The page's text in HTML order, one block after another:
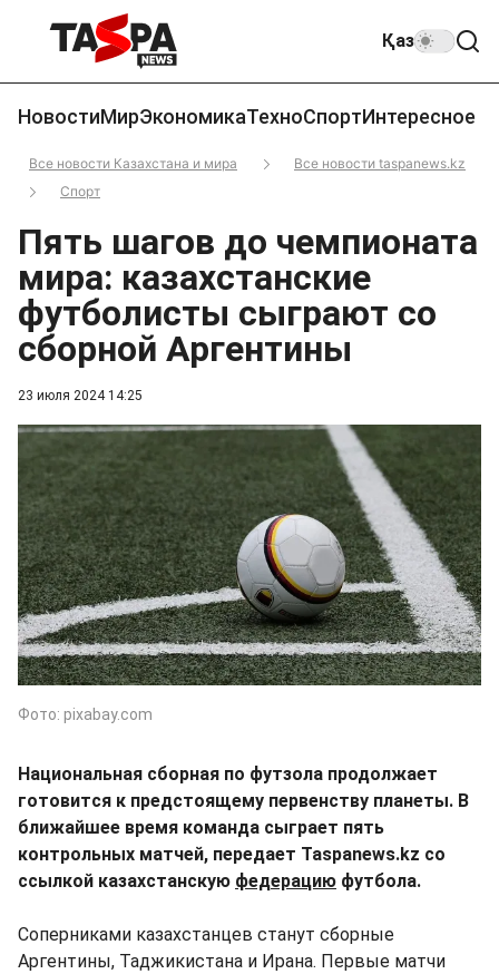
Қаз
НовостиМирЭкономикаТехноСпортИнтересное
Все новости Казахстана и мира
Все новости taspanews.kz
Спорт
23 июля 2024 14:25
Пять шагов до чемпионата
мира: казахстанские
футболисты сыграют со
сборной Аргентины
Фото: pixabay.com
Национальная сборная по футзола продолжает
готовится к предстоящему первенству планеты. В
ближайшее время команда сыграет пять
контрольных матчей, передает Taspanews.kz со
ссылкой казахстанскую федерацию футбола.
Соперниками казахстанцев станут сборные
Аргентины, Таджикистана и Ирана. Первые матчи